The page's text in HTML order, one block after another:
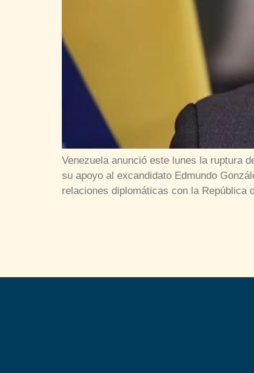
Venezuela anunció este lunes la ruptura
su apoyo al excandidato Edmundo
relaciones diplomáticas con la